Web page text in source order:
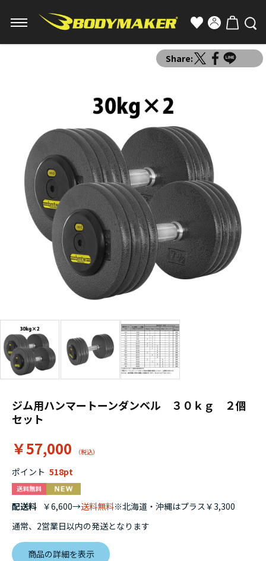
Share:
ジム用ハンマートーンダンベル ３０ｋｇ ２個
セット
￥57,000
ポイント 518
配送料 ￥6,600→送料無料※北海道・沖縄はプラス￥3,300
通常、2営業日以内の発送となります
商品の詳細を表示